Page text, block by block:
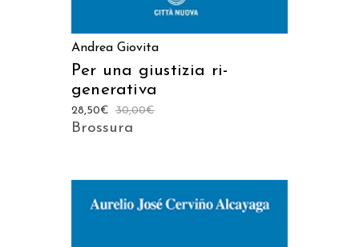
Andrea Giovita
Per una giustizia ri-
generativa
30,00€
28,50€
Brossura